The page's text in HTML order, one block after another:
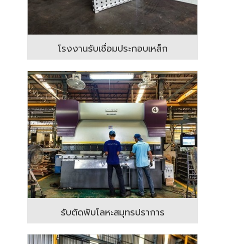
โรงงานรับเชื่อมประกอบเหล็ก
รับตัดพับโลหะสมุทรปราการ